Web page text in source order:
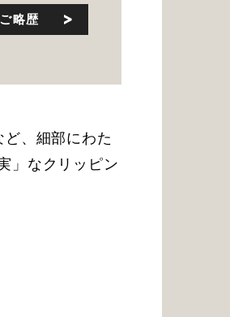
略歴
、細部にわた
」なクリッピン